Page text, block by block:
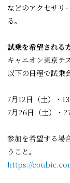
などのアクセサリ
る。
試乗を希望される
キャニオン東京テ
以下の日程で試乗
7月12日（土）・13
7月26日（土）・
参加を希望する場
うこと。
https://